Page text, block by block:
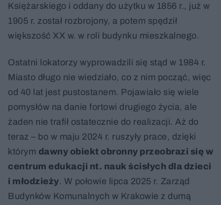
Księżarskiego i oddany do użytku w 1856 r., już w
1905 r. został rozbrojony, a potem spędził
większość XX w. w roli budynku mieszkalnego.
Ostatni lokatorzy wyprowadzili się stąd w 1984 r.
Miasto długo nie wiedziało, co z nim począć, więc
od 40 lat jest pustostanem. Pojawiało się wiele
pomysłów na danie fortowi drugiego życia, ale
żaden nie trafił ostatecznie do realizacji. Aż do
teraz – bo w maju 2024 r. ruszyły prace, dzięki
którym dawny obiekt obronny przeobrazi się w
centrum edukacji nt. nauk ścisłych dla dzieci
i młodzieży. W połowie lipca 2025 r. Zarząd
Budynków Komunalnych w Krakowie z dumą